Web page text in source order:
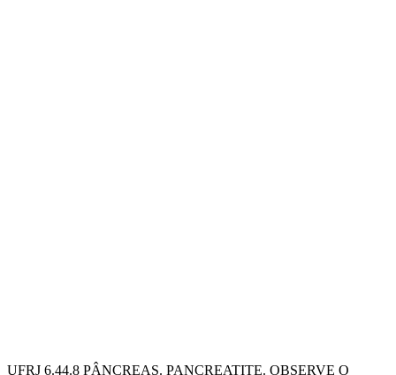
UFRJ 6.44.8 PÂNCREAS. PANCREATITE. OBSERVE O